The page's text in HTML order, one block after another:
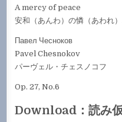
A mercy of peace
安和（あんわ）の憐（あわれ
Павел Чесноков
Pavel Chesnokov
パーヴェル・チェスノコフ
Op. 27, No.6
Download：読み